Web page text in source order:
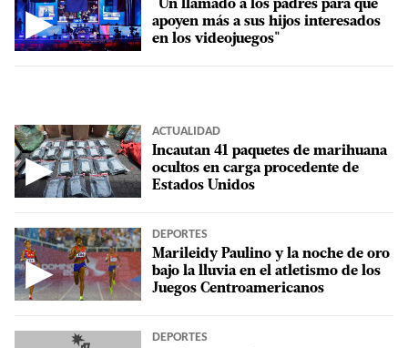
▶
"Un llamado a los padres para que
apoyen más a sus hijos interesados
en los videojuegos"
▶
ACTUALIDAD
Incautan 41 paquetes de marihuana
ocultos en carga procedente de
Estados Unidos
▶
DEPORTES
Marileidy Paulino y la noche de oro
bajo la lluvia en el atletismo de los
Juegos Centroamericanos
DEPORTES